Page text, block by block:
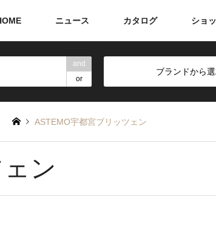
ニュース カタログ ショ
and
or
ブランドから
ASTEMO宇都宮ブリッツェン
ン